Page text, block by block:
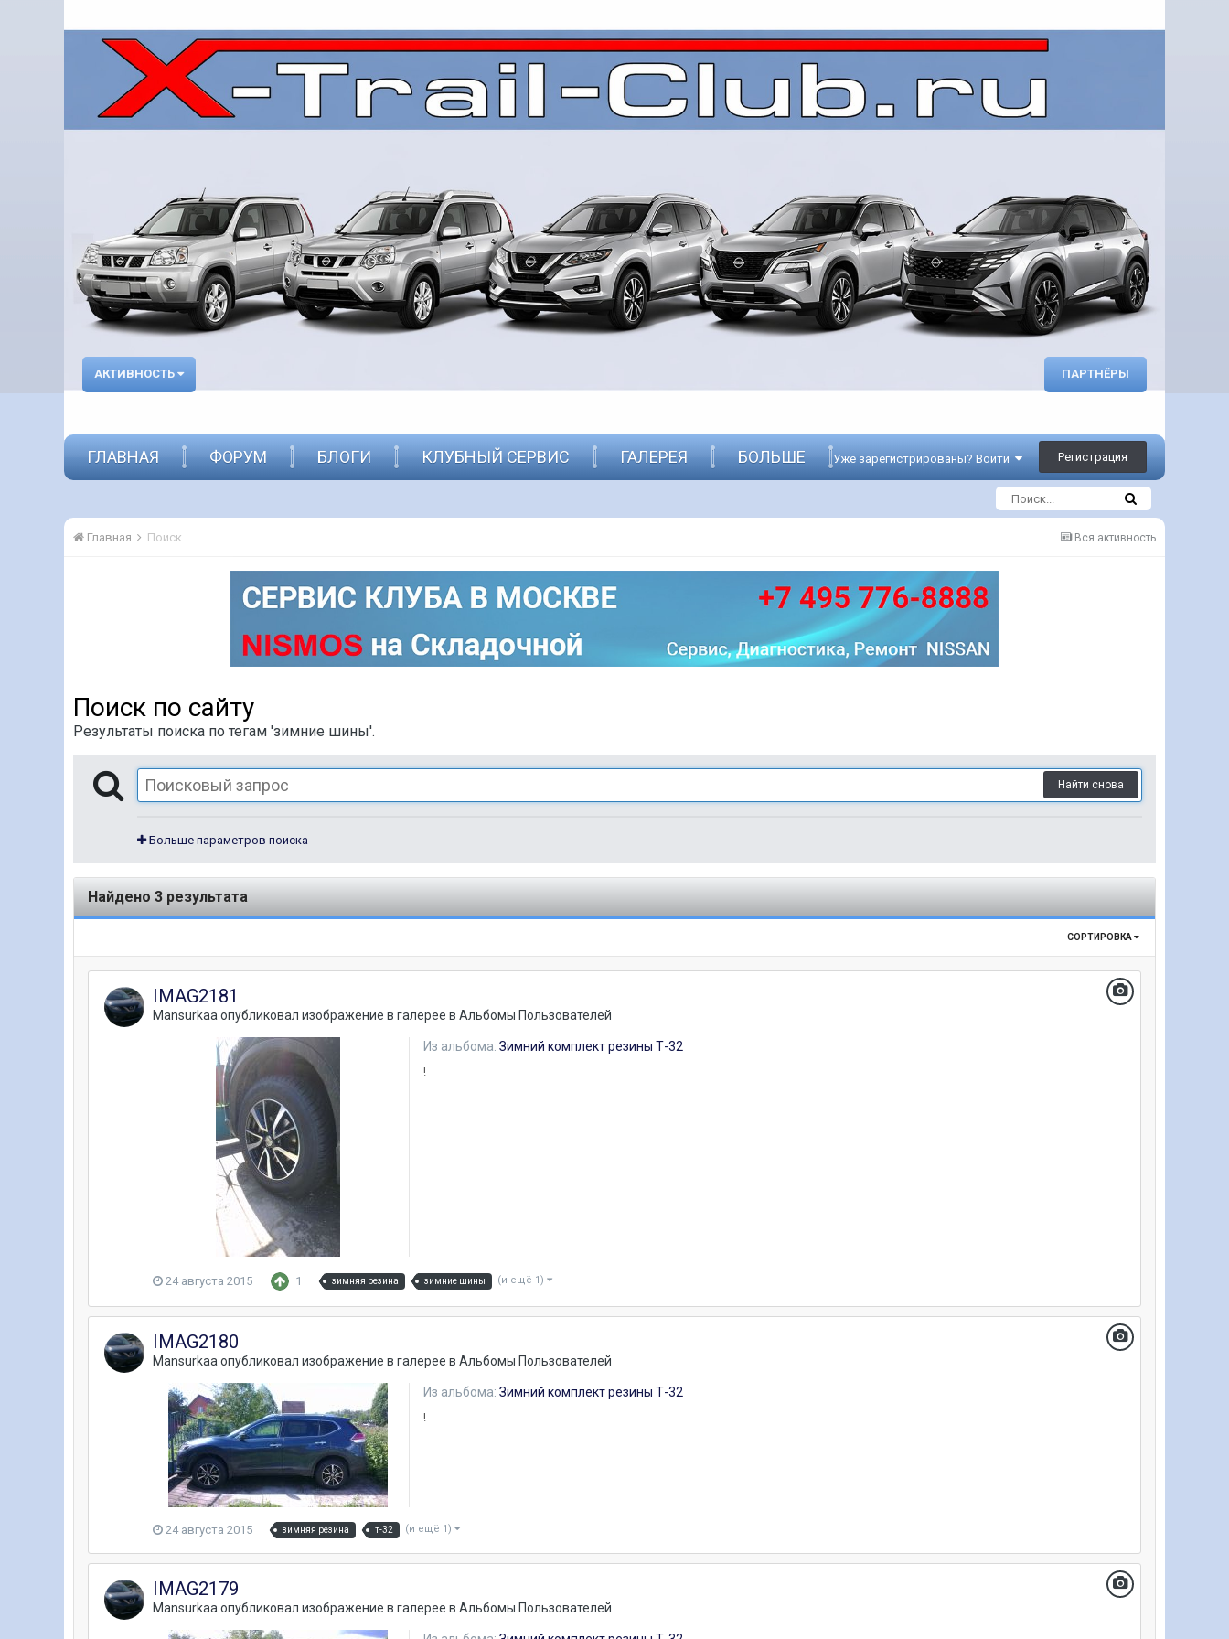
АКТИВНОСТЬ ПАРТНЁРЫ
Уже зарегистрированы? Войти Регистрация
ГЛАВНАЯ ФОРУМ БЛОГИ КЛУБНЫЙ СЕРВИС ГАЛЕРЕЯ БОЛЬШЕ
Вся активность
Главная Поиск
Поиск по сайту
Результаты поиска по тегам 'зимние шины'.
Найти снова
Больше параметров поиска
Найдено 3 результата
СОРТИРОВКА
IMAG2181
Mansurkaa опубликовал изображение в галерее в Альбомы Пользователей
Из альбома: Зимний комплект резины Т-32
!
24 августа 2015 1 зимняя резина зимние шины (и ещё 1)
IMAG2180
Mansurkaa опубликовал изображение в галерее в Альбомы Пользователей
Из альбома: Зимний комплект резины Т-32
!
24 августа 2015 зимняя резина т-32 (и ещё 1)
IMAG2179
Mansurkaa опубликовал изображение в галерее в Альбомы Пользователей